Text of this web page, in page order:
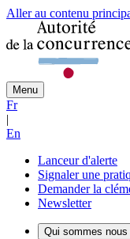
Aller au contenu
Menu
Fr
|
En
Lanceur d'alerte
Signaler une
Demander la
Newsletter
Qui sommes nous